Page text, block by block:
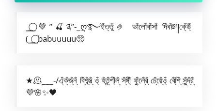
⎯͢⎯⃝💚”🍒༉”-_ღ࿐ইঁত্তুঁ🤌 ভাঁলোঁবাঁসাঁ দিঁবাঁ༅༎কে্ঁউ্ঁ
(⎯͢⎯⃝babuuuuu🥺
★🫠___-/এ্ঁক্ঁজ্ঁন্ঁ বি্ঁশ্ব্ঁস্ত্ঁ ও্ঁ য্ঁত্ন্ঁশী্ঁল্ঁ স্ঁঙ্গী্ঁ ফু্ঁলে্ঁর্ঁ চে্ঁয়ে্ঁও্ঁ বে্ঁশি্ঁ সু্ঁন্দ্ঁর্ঁ
💜🌸✨🖤